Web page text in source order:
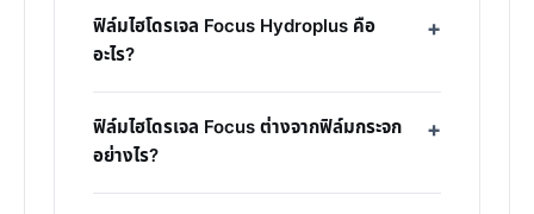
ฟิล์มไฮโดรเจล Focus Hydroplus คือ
อะไร?
ฟิล์มไฮโดรเจล Focus ต่างจากฟิล์มกระจก
อย่างไร?